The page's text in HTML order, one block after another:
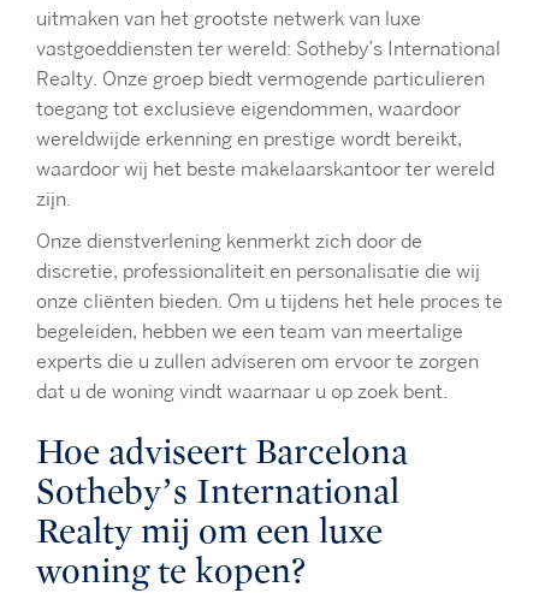
uitmaken van het grootste netwerk van luxe
vastgoeddiensten ter wereld: Sotheby’s International
Realty. Onze groep biedt vermogende particulieren
toegang tot exclusieve eigendommen, waardoor
wereldwijde erkenning en prestige wordt bereikt,
waardoor wij het beste makelaarskantoor ter wereld
zijn.
Onze dienstverlening kenmerkt zich door de
discretie, professionaliteit en personalisatie die wij
onze cliënten bieden. Om u tijdens het hele proces te
begeleiden, hebben we een team van meertalige
experts die u zullen adviseren om ervoor te zorgen
dat u de woning vindt waarnaar u op zoek bent.
Hoe adviseert Barcelona
Sotheby’s International
Realty mij om een luxe
woning te kopen?